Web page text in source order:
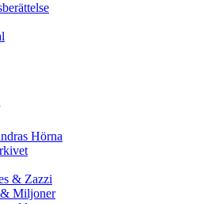
Hörna
& Zazzi
Miljoner